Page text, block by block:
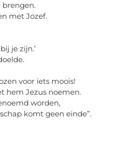
brengen.
met Jozef.
je zijn.’
voor iets moois!
hem Jezus noemen.
worden,
komt geen einde”.